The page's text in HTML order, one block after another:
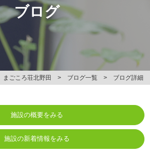
ブログ
まごころ荘北野田 ブログ一覧 ブログ詳細
施設の概要をみる
施設の新着情報をみる